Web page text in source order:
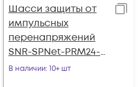
Шасси защиты от
импульсных
перенапряжений
SNR-SPNet-PRM24-
V2
В наличии: 10+ шт